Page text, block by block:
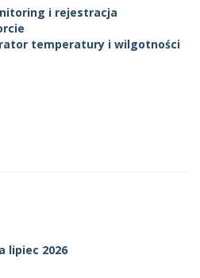
i rejestracja
temperatury i wilgotności
lipiec 2026